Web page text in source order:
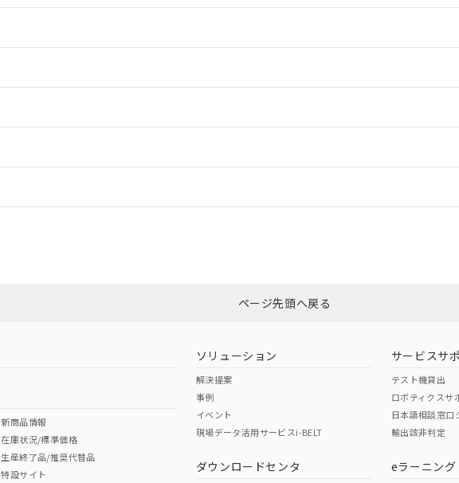
ダウンロードはこちら
Cr(VI)
（日本
（アメリカ
この製品の規格認証/適合
ページ先頭へ戻る
新商品情報
在庫状況/標準価格
生産終了品/推奨代替品
特設サイト
ソリューション
解決提案
事例
イベント
現場データ活用サービスi-BELT
ダウンロードセンタ
サービスサ
テスト機貸出
ロボティクスサ
日本語相談窓口
輸出該非判定
eラーニング